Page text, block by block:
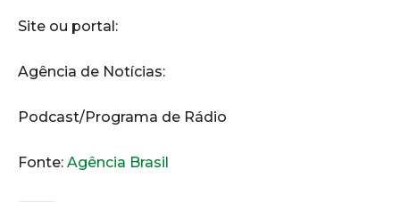
Site ou portal:
Agência de Notícias:
Podcast/Programa de Rádio
Fonte: Agência Brasil